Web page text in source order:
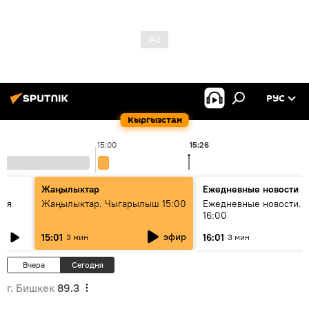
Кыргызстан
РУС
15:00 15:26
Жаңылыктар
Жаңылыктар. Чыгарылыш 15:00
15:01 3 мин эфир
Ежедневные новости
Ежедневные новости.
16:00
16:01 3 мин
Вчера Сегодня
г. Бишкек 89.3